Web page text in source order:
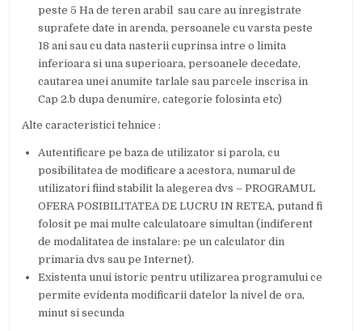
peste 5 Ha de teren arabil sau care au inregistrate
suprafete date in arenda, persoanele cu varsta peste
18 ani sau cu data nasterii cuprinsa intre o limita
inferioara si una superioara, persoanele decedate,
cautarea unei anumite tarlale sau parcele inscrisa in
Cap 2.b dupa denumire, categorie folosinta etc)
Alte caracteristici tehnice :
Autentificare pe baza de utilizator si parola, cu
posibilitatea de modificare a acestora, numarul de
utilizatori fiind stabilit la alegerea dvs – PROGRAMUL
OFERA POSIBILITATEA DE LUCRU IN RETEA, putand fi
folosit pe mai multe calculatoare simultan (indiferent
de modalitatea de instalare: pe un calculator din
primaria dvs sau pe Internet).
Existenta unui istoric pentru utilizarea programului ce
permite evidenta modificarii datelor la nivel de ora,
minut si secunda